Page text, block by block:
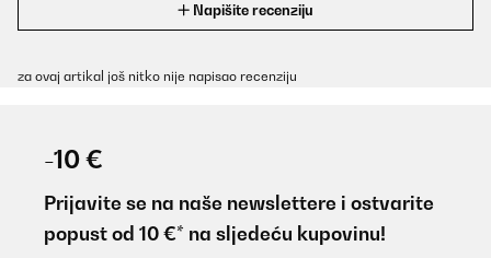
Napišite recenziju
za ovaj artikal još nitko nije napisao recenziju
-10 €
Prijavite se na naše newslettere i ostvarite
popust od 10 €* na sljedeću kupovinu!